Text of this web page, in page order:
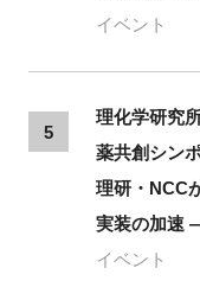
イベント
5
理化学研究
薬共創シン
理研・NCC
実装の加速
イベント